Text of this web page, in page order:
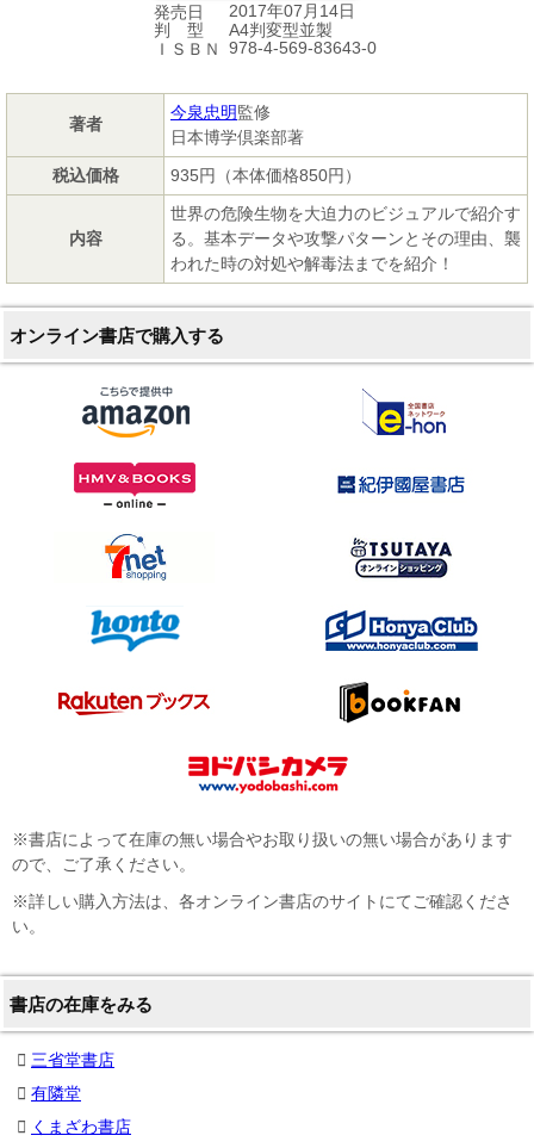
発売日
2017年07月14日
判 型
A4判変型並製
ＩＳＢＮ
978-4-569-83643-0
著者
今泉忠明監修
日本博学倶楽部著
税込価格
935円（本体価格850円）
内容
世界の危険生物を大迫力のビジュアルで紹介す
る。基本データや攻撃パターンとその理由、襲
われた時の対処や解毒法までを紹介！
オンライン書店で購入する
※書店によって在庫の無い場合やお取り扱いの無い場合があります
ので、ご了承ください。
※詳しい購入方法は、各オンライン書店のサイトにてご確認くださ
い。
書店の在庫をみる
三省堂書店
有隣堂
くまざわ書店